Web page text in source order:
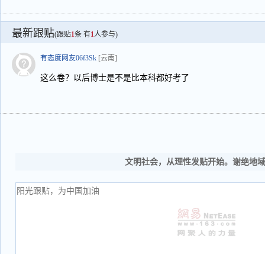
最新跟贴(跟贴1条 有1人参与)
有态度网友06f3Sk [云南]
这么卷？以后博士是不是比本科都好考了
文明社会，从理性发贴开始。谢绝地